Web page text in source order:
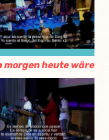
morgen heute wäre